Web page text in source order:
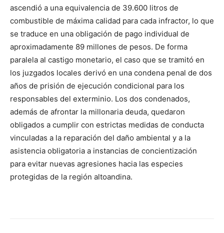
ascendió a una equivalencia de 39.600 litros de
combustible de máxima calidad para cada infractor, lo que
se traduce en una obligación de pago individual de
aproximadamente 89 millones de pesos. De forma
paralela al castigo monetario, el caso que se tramitó en
los juzgados locales derivó en una condena penal de dos
años de prisión de ejecución condicional para los
responsables del exterminio. Los dos condenados,
además de afrontar la millonaria deuda, quedaron
obligados a cumplir con estrictas medidas de conducta
vinculadas a la reparación del daño ambiental y a la
asistencia obligatoria a instancias de concientización
para evitar nuevas agresiones hacia las especies
protegidas de la región altoandina.